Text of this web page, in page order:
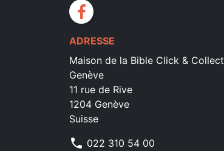
facebook
ADRESSE
Maison de la Bible Click & Collect
Genève
11 rue de Rive
1204 Genève
Suisse
phone 022 310 54 00